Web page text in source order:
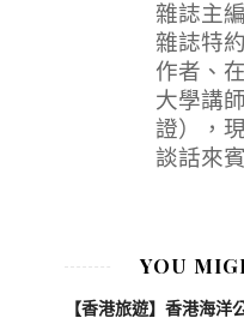
雜誌主
雜誌特
作者、
大學講
證），
談話來
YOU
【香港旅遊】香港海